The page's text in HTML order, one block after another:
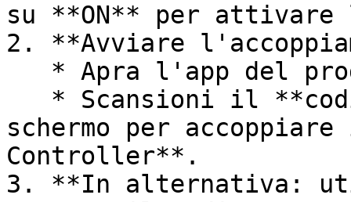
su **ON** per
2. **Avviare
schermo per
Controller**.
3. **In alternativa: